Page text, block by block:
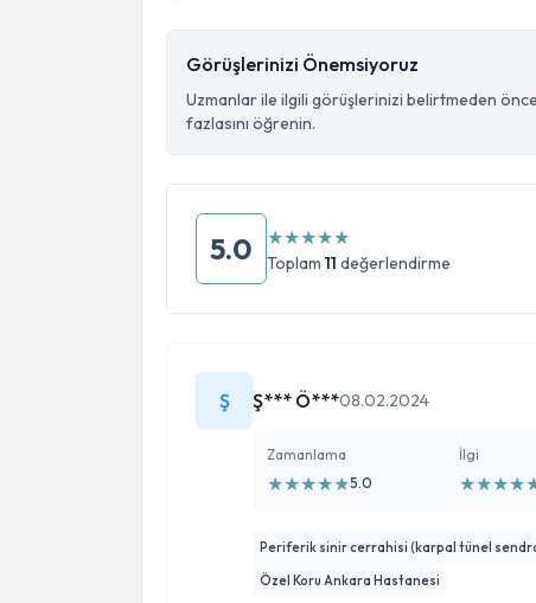
Görüşlerinizi Önemsiyoruz
Uzmanlar ile ilgili görüşlerinizi belirtmeden önce
fazlasını öğrenin.
5.0 ★★★★★
Toplam 11 değerlendirme
Ş Ş*** Ö***08.02.2024
Zamanlama
★★★★★5.0
İlgi
★★★★
Periferik sinir cerrahisi (karpal tünel
Özel Koru Ankara Hastanesi